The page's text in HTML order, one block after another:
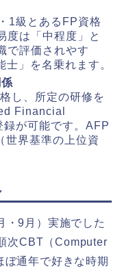
1級とあるFP資格
度は「中程度」と
で評価されやす
」を名乗れます。
し、所定の研修を
Financial
が可能です。AFP
世界基準の上位資
・9月）実施でした
次CBT（Computer
通年で好きな時期